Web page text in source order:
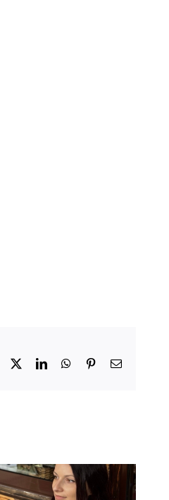
Facebook
X LinkedInWhatsApp
PinterestEmail